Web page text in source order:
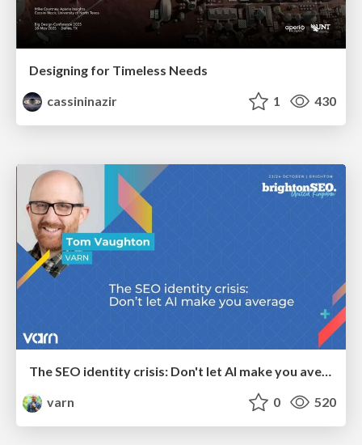
Designing for Timeless Needs
cassininazir
1 430
The SEO identity crisis: Don't let AI make you average
varn
0 520